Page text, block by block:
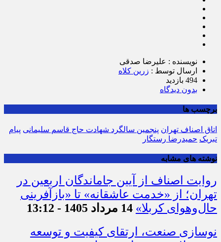
نویسنده : علیرضا صدقی
ارسال توسط : زرین کلاه
494 بازدید
بدون دیدگاه
برچسب ها
اتاق اصناف تهران پنجمین سالگرد شهادت حاج قاسم سلیمانی پیام
تبریک حمیدرضا رستگار
نوشته های مشابه
روایت اصناف از آیین جاماندگان اربعین در
تهران؛ از «خدمت عاشقانه» تا «بازآفرینی
حال‌وهوای کربلا» 14 مرداد 1405 - 13:12
نوسازی صنعت، ارتقای کیفیت و توسعه